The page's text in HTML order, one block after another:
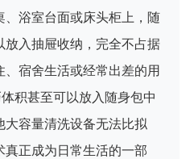
、浴室台面或床头柜上，随
放入抽屉收纳，完全不占据
宿舍生活或经常出差的用
积甚至可以放入随身包中
大容量清洗设备无法比拟
真正成为日常生活的一部